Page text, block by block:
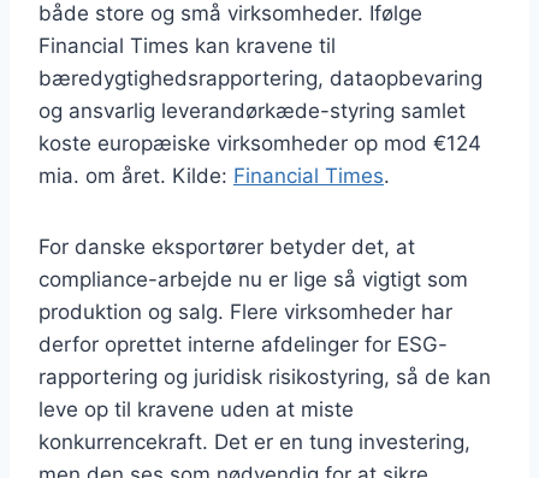
både store og små virksomheder. Ifølge
Financial Times kan kravene til
bæredygtighedsrapportering, dataopbevaring
og ansvarlig leverandørkæde-styring samlet
koste europæiske virksomheder op mod €124
mia. om året. Kilde: Financial Times.
For danske eksportører betyder det, at
compliance-arbejde nu er lige så vigtigt som
produktion og salg. Flere virksomheder har
derfor oprettet interne afdelinger for ESG-
rapportering og juridisk risikostyring, så de kan
leve op til kravene uden at miste
konkurrencekraft. Det er en tung investering,